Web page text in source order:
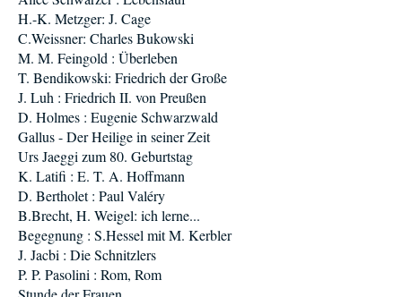
H.-K. Metzger: J. Cage
C.Weissner: Charles Bukowski
M. M. Feingold : Überleben
T. Bendikowski: Friedrich der Große
J. Luh : Friedrich II. von Preußen
D. Holmes : Eugenie Schwarzwald
Gallus - Der Heilige in seiner Zeit
Urs Jaeggi zum 80. Geburtstag
K. Latifi : E. T. A. Hoffmann
D. Bertholet : Paul Valéry
B.Brecht, H. Weigel: ich lerne...
Begegnung : S.Hessel mit M. Kerbler
J. Jacbi : Die Schnitzlers
P. P. Pasolini : Rom, Rom